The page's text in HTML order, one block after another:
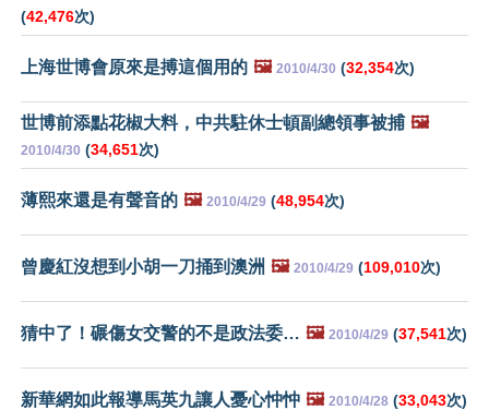
(42,476次)
上海世博會原來是搏這個用的 🖼️ 2010/4/30 (32,354次)
世博前添點花椒大料，中共駐休士頓副總領事被捕 🖼️
2010/4/30 (34,651次)
薄熙來還是有聲音的 🖼️ 2010/4/29 (48,954次)
曾慶紅沒想到小胡一刀捅到澳洲 🖼️ 2010/4/29 (109,010次)
猜中了！碾傷女交警的不是政法委… 🖼️ 2010/4/29 (37,541次)
新華網如此報導馬英九讓人憂心忡忡 🖼️ 2010/4/28 (33,043次)